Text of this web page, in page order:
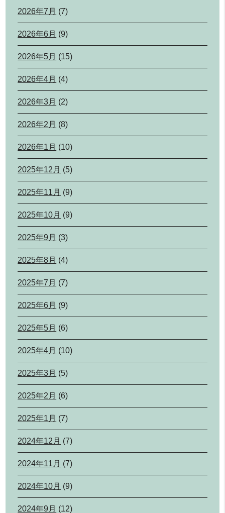
2026年7月 (7)
2026年6月 (9)
2026年5月 (15)
2026年4月 (4)
2026年3月 (2)
2026年2月 (8)
2026年1月 (10)
2025年12月 (5)
2025年11月 (9)
2025年10月 (9)
2025年9月 (3)
2025年8月 (4)
2025年7月 (7)
2025年6月 (9)
2025年5月 (6)
2025年4月 (10)
2025年3月 (5)
2025年2月 (6)
2025年1月 (7)
2024年12月 (7)
2024年11月 (7)
2024年10月 (9)
2024年9月 (12)